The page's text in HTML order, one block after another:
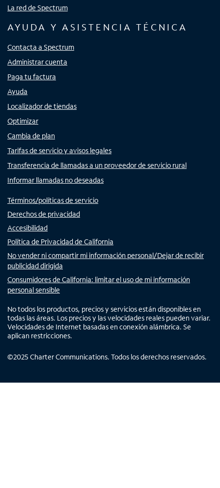
La red de Spectrum
AYUDA Y ASISTENCIA TÉCNICA
Contacta a Spectrum
Administrar cuenta
Paga tu factura
Ayuda
Localizador de tiendas
Optimizar
Cambia de plan
Tarifas de servicio y avisos legales
Transferencia de llamadas a un proveedor de servicio rural
Informar llamadas no deseadas
Términos/políticas de servicio
Derechos de privacidad
Accesibilidad
Política de Privacidad de California
No vender ni compartir mi información personal/Dejar de recibir
publicidad dirigida
Consumidores de California: limitar el uso de mi información
personal sensible
No todos los productos, precios y servicios están disponibles en
todas las áreas. Los precios y las velocidades reales pueden variar.
Velocidades de Internet basadas en conexión alámbrica. Se
aplican restricciones.
©2025 Charter Communications. Todos los derechos reservados.